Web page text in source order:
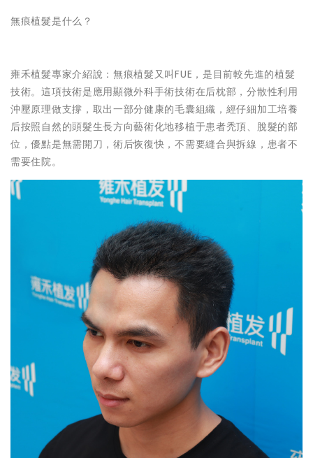
無痕植髮是什么？
雍禾植髮專家介紹說：無痕植髮又叫FUE，是目前較先進的植髮
技術。這項技術是應用顯微外科手術技術在后枕部，分散性利用
沖壓原理做支撐，取出一部分健康的毛囊組織，經仔細加工培養
后按照自然的頭髮生長方向藝術化地移植于患者禿頂、脫髮的部
位，優點是無需開刀，術后恢復快，不需要縫合與拆線，患者不
需要住院。